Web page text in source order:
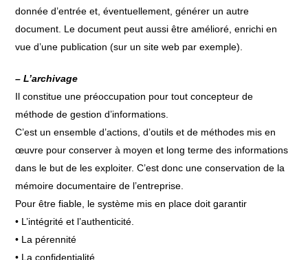
donnée d’entrée et, éventuellement, générer un autre
document. Le document peut aussi être amélioré, enrichi en
vue d’une publication (sur un site web par exemple).
– L’archivage
Il constitue une préoccupation pour tout concepteur de
méthode de gestion d’informations.
C’est un ensemble d’actions, d’outils et de méthodes mis en
œuvre pour conserver à moyen et long terme des informations
dans le but de les exploiter. C’est donc une conservation de la
mémoire documentaire de l’entreprise.
Pour être fiable, le système mis en place doit garantir
• L’intégrité et l’authenticité.
• La pérennité
• La confidentialité